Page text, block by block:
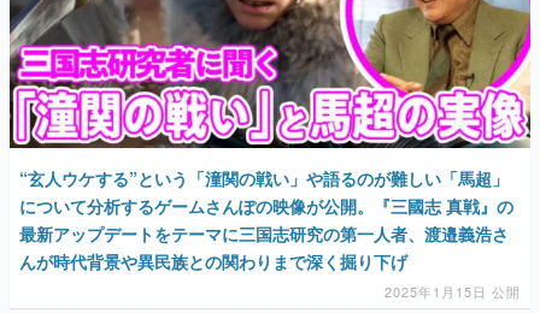
電ファミニコゲーマーとは？
運営：株式会社マレ
“玄人ウケする”という「潼関の戦い」や語るのが難しい「馬超」
について分析するゲームさんぽの映像が公開。『三國志 真戦』の
最新アップデートをテーマに三国志研究の第一人者、渡邉義浩さ
んが時代背景や異民族との関わりまで深く掘り下げ
2025年1月15日 公開